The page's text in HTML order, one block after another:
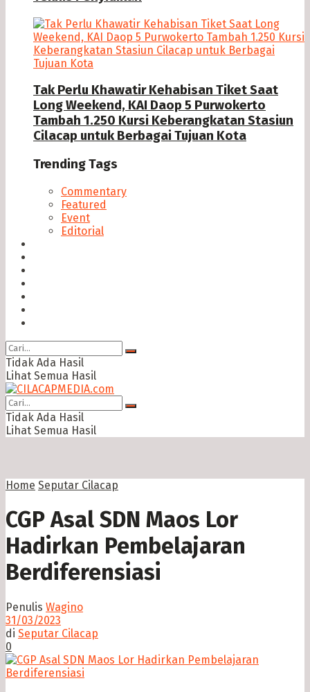
Tak Perlu Khawatir Kehabisan Tiket Saat
Long Weekend, KAI Daop 5 Purwokerto
Tambah 1.250 Kursi Keberangkatan Stasiun
Cilacap untuk Berbagai Tujuan Kota
Trending Tags
Commentary
Featured
Event
Editorial
Tidak Ada Hasil
Lihat Semua Hasil
Tidak Ada Hasil
Lihat Semua Hasil
Home Seputar Cilacap
CGP Asal SDN Maos Lor
Hadirkan Pembelajaran
Berdiferensiasi
Penulis Wagino
31/03/2023
di Seputar Cilacap
0